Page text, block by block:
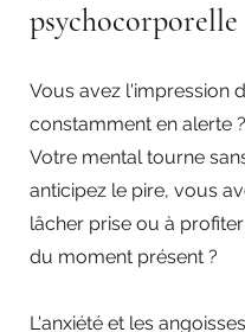
psychocorporelle
Vous avez l'impression
constamment en alerte ?
Votre mental tourne
anticipez le pire, vous
lâcher prise ou à
du moment présent ?
L'anxiété et les